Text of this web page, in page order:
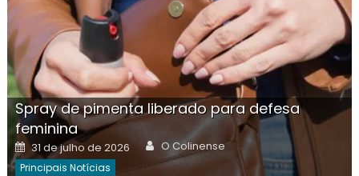
Spray de pimenta liberado para defesa
feminina
Posted
on
31 de julho de 2026 Author
O Colinense
Principais Notícias